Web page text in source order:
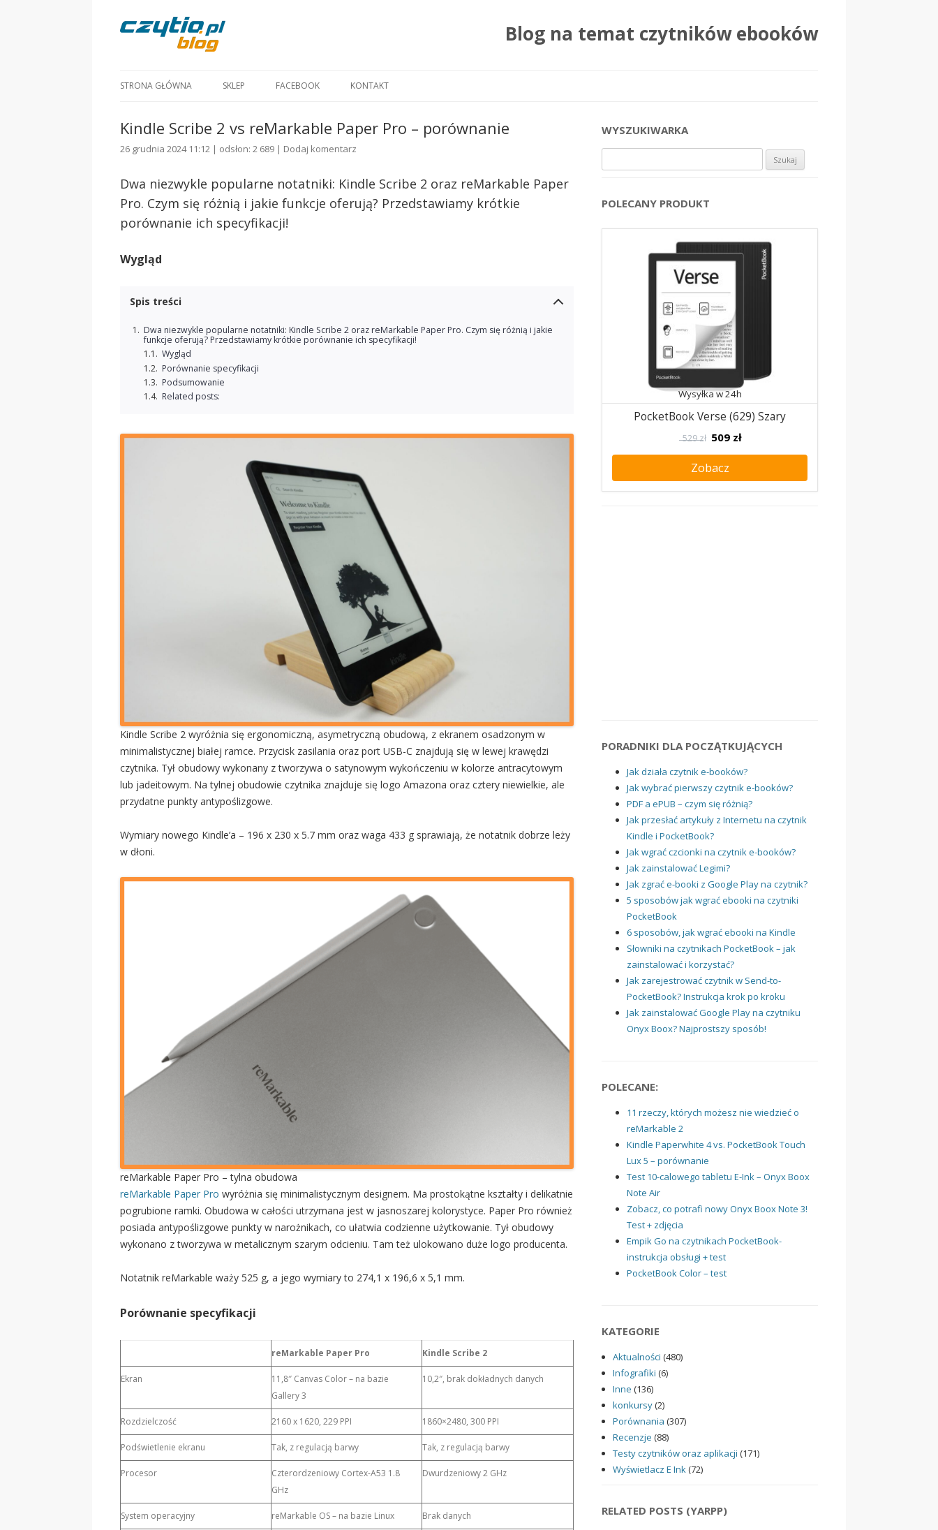
Blog na temat czytników ebooków
STRONA GŁÓWNA SKLEP FACEBOOK KONTAKT
Kindle Scribe 2 vs reMarkable Paper Pro – porównanie
26 grudnia 2024 11:12 | odsłon: 2 689 | Dodaj komentarz
Dwa niezwykle popularne notatniki: Kindle Scribe 2 oraz reMarkable Paper
Pro. Czym się różnią i jakie funkcje oferują? Przedstawiamy krótkie
porównanie ich specyfikacji!
Wygląd
Spis treści
Dwa niezwykle popularne notatniki: Kindle Scribe 2 oraz reMarkable Paper Pro. Czym się różnią i jakie
funkcje oferują? Przedstawiamy krótkie porównanie ich specyfikacji!
Wygląd
Porównanie specyfikacji
Podsumowanie
Related posts:
Kindle Scribe 2 wyróżnia się ergonomiczną, asymetryczną obudową, z ekranem osadzonym w
minimalistycznej białej ramce. Przycisk zasilania oraz port USB-C znajdują się w lewej krawędzi
czytnika. Tył obudowy wykonany z tworzywa o satynowym wykończeniu w kolorze antracytowym
lub jadeitowym. Na tylnej obudowie czytnika znajduje się logo Amazona oraz cztery niewielkie, ale
przydatne punkty antypoślizgowe.
Wymiary nowego Kindle’a – 196 x 230 x 5.7 mm oraz waga 433 g sprawiają, że notatnik dobrze leży
w dłoni.
reMarkable Paper Pro – tylna obudowa
reMarkable Paper Pro wyróżnia się minimalistycznym designem. Ma prostokątne kształty i delikatnie
pogrubione ramki. Obudowa w całości utrzymana jest w jasnoszarej kolorystyce. Paper Pro również
posiada antypoślizgowe punkty w narożnikach, co ułatwia codzienne użytkowanie. Tył obudowy
wykonano z tworzywa w metalicznym szarym odcieniu. Tam też ulokowano duże logo producenta.
Notatnik reMarkable waży 525 g, a jego wymiary to 274,1 x 196,6 x 5,1 mm.
Porównanie specyfikacji
reMarkable Paper Pro Kindle Scribe 2
Ekran
11,8″ Canvas Color – na bazie
Gallery 3
10,2″, brak dokładnych danych
Rozdzielczość 2160 x 1620, 229 PPI 1860×2480, 300 PPI
Podświetlenie ekranu Tak, z regulacją barwy Tak, z regulacją barwy
Procesor
Czterordzeniowy Cortex-A53 1.8
GHz
Dwurdzeniowy 2 GHz
System operacyjny reMarkable OS – na bazie Linux Brak danych
WYSZUKIWARKA
POLECANY PRODUKT
Wysyłka w 24h
PocketBook Verse (629) Szary
529 zł 509 zł
Zobacz
PORADNIKI DLA POCZĄTKUJĄCYCH
Jak działa czytnik e-booków?
Jak wybrać pierwszy czytnik e-booków?
PDF a ePUB – czym się różnią?
Jak przesłać artykuły z Internetu na czytnik
Kindle i PocketBook?
Jak wgrać czcionki na czytnik e-booków?
Jak zainstalować Legimi?
Jak zgrać e-booki z Google Play na czytnik?
5 sposobów jak wgrać ebooki na czytniki
PocketBook
6 sposobów, jak wgrać ebooki na Kindle
Słowniki na czytnikach PocketBook – jak
zainstalować i korzystać?
Jak zarejestrować czytnik w Send-to-
PocketBook? Instrukcja krok po kroku
Jak zainstalować Google Play na czytniku
Onyx Boox? Najprostszy sposób!
POLECANE:
11 rzeczy, których możesz nie wiedzieć o
reMarkable 2
Kindle Paperwhite 4 vs. PocketBook Touch
Lux 5 – porównanie
Test 10-calowego tabletu E-Ink – Onyx Boox
Note Air
Zobacz, co potrafi nowy Onyx Boox Note 3!
Test + zdjęcia
Empik Go na czytnikach PocketBook-
instrukcja obsługi + test
PocketBook Color – test
KATEGORIE
Aktualności (480)
Infografiki (6)
Inne (136)
konkursy(2)
Porównania (307)
Recenzje (88)
Testy czytników oraz aplikacji (171)
Wyświetlacz E Ink (72)
RELATED POSTS (YARPP)